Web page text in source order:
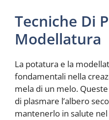
Tecniche Di
Modellatura
La potatura e la
fondamentali nella
mela di un melo.
di plasmare l’albero
mantenerlo in salute